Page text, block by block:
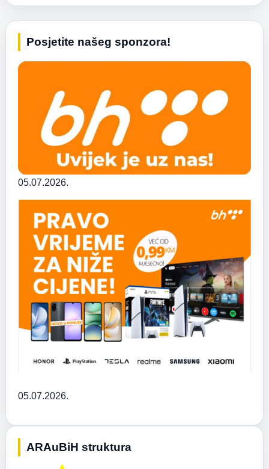
Posjetite našeg sponzora!
05.07.2026.
05.07.2026.
ARAuBiH struktura